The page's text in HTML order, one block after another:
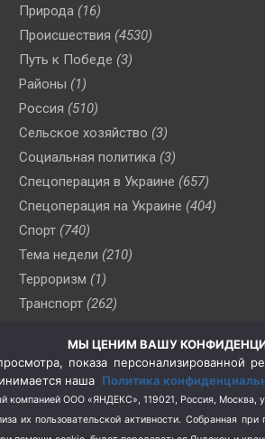
Природа (16)
Происшествия (4530)
Путь к Победе (3)
Районы (1)
Россия (510)
Сельское хозяйство (3)
Социальная политика (3)
Спецоперация в Украине (657)
Спецоперация на Украине (404)
Спорт (740)
Тема недели (210)
Терроризм (1)
Транспорт (262)
(76)
Цены (2)
Школа и спорт (2)
Экология (8)
МЫ ЦЕНИМ ВАШУ
показа персонализированной
наша Политика
компанией ООО «ЯНДЕКС», 119021, Россия,
их пользовательской активности. Собранная при